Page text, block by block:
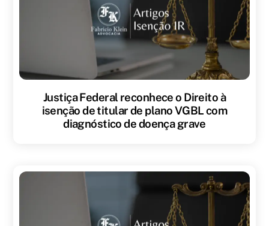
Justiça Federal reconhece o Direito à
isenção de titular de plano VGBL com
diagnóstico de doença grave